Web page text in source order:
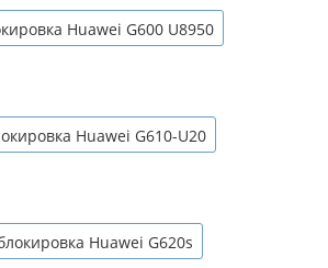
Huawei G600 U8950
Huawei G610-U20
Huawei G620s